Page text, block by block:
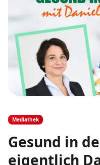
Mediathek
Gesund in
eigentlich